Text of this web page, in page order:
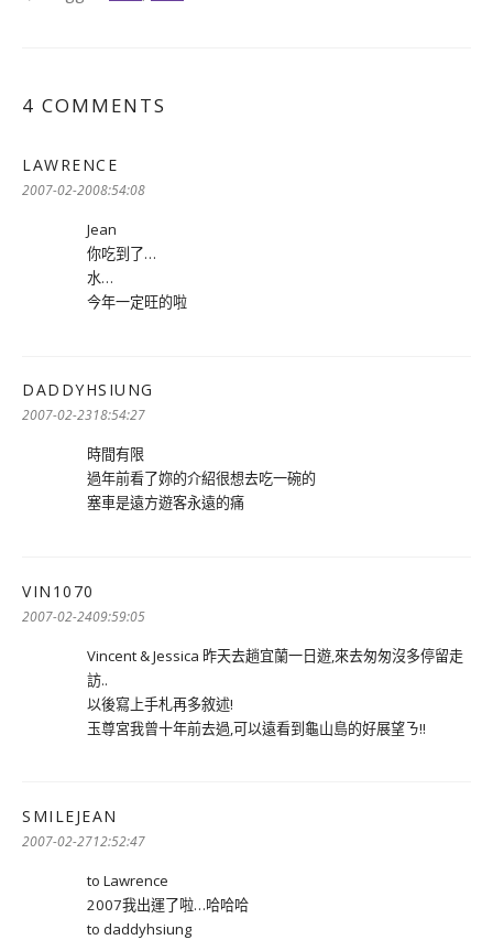
4 COMMENTS
LAWRENCE
示:
2007-02-2008:54:08
Jean
你吃到了…
水…
今年一定旺的啦
DADDYHSIUNG
2007-02-2318:54:27
時間有限
過年前看了妳的介紹很想去吃一碗的
塞車是遠方遊客永遠的痛
VIN1070
示:
2007-02-2409:59:05
Vincent & Jessica 昨天去趟宜蘭一日遊,來去匆匆沒多停留走
訪..
以後寫上手札再多敘述!
玉尊宮我曾十年前去過,可以遠看到龜山島的好展望ㄋ!!
SMILEJEAN
示:
2007-02-2712:52:47
to Lawrence
2007我出運了啦…哈哈哈
to daddyhsiung